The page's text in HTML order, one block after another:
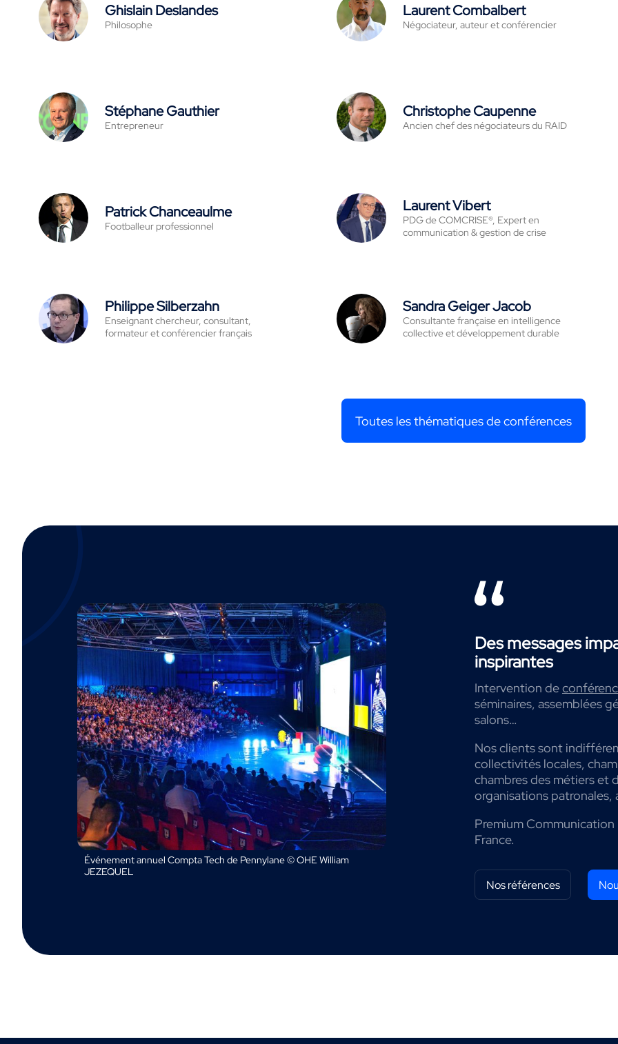
Ghislain Deslandes
Philosophe
Laurent Combalbert
Négociateur, auteur et conférencier
Stéphane Gauthier
Entrepreneur
Christophe Caupenne
Ancien chef des négociateurs du RAID
Patrick Chanceaulme
Footballeur professionnel
Laurent Vibert
PDG de COMCRISE®, Expert en
communication & gestion de crise
Philippe Silberzahn
Enseignant chercheur, consultant,
formateur et conférencier français
Sandra Geiger Jacob
Consultante française en intelligence
collective et développement durable
Toutes les thématiques de conférences
Événement annuel Compta Tech de Pennylane © OHE William
JEZEQUEL
Des messages
inspirantes
Intervention de
séminaires, assemblées
salons…
Nos clients sont
collectivités locales,
chambres des métiers et
organisations patronales,
Premium Communication
France.
Nos références